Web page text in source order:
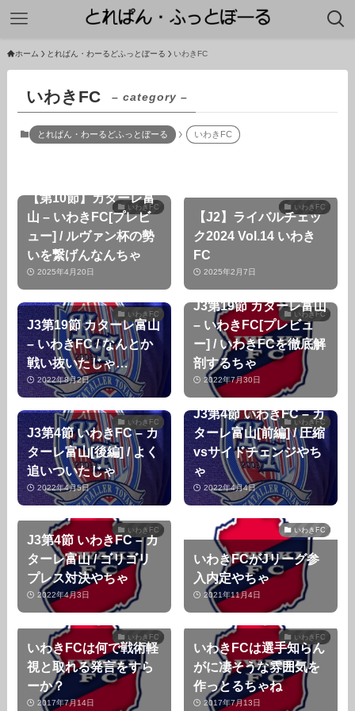
ホーム とれぱん・わーるどふっとぼーる いわきFC
いわきFC – category –
とれぱん・わーるどふっとぼーる いわきFC
いわきFC
【第10節】カターレ富
山 – いわきFC[プレビ
ュー] / ルヴァン杯の勢
いを繋げんなんちゃ
2025年4月20日
いわきFC
【J2】ライバルチェッ
ク2024 Vol.14 いわき
FC
2025年2月7日
いわきFC
J3第19節 カターレ富山
– いわきFC / なんとか
戦い抜いたじゃ…
2022年8月2日
いわきFC
J3第19節 カターレ富山
– いわきFC[プレビュ
ー] / いわきFCを徹底解
剖するちゃ
2022年7月30日
いわきFC
J3第4節 いわきFC – カ
ターレ富山[後編] / よく
追いついたじゃ
2022年4月5日
いわきFC
J3第4節 いわきFC – カ
ターレ富山[前編] / 圧縮
vsサイドチェンジやち
ゃ
2022年4月4日
いわきFC
J3第4節 いわきFC – カ
ターレ富山 / ゴリゴリ
プレス対決やちゃ
2022年4月3日
いわきFC
いわきFCがJリーグ参
入内定やちゃ
2021年11月4日
いわきFC
いわきFCは何で戦術軽
視と取れる発言をすら
ーか？
2017年7月14日
いわきFC
いわきFCは選手知らん
がに凄そうな雰囲気を
作っとるちゃね
2017年7月13日